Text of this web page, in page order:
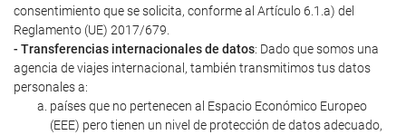
consentimiento que se solicita, conforme al Artículo 6.1.a) del
Reglamento (UE) 2017/679.
- Transferencias internacionales de datos: Dado que somos una
agencia de viajes internacional, también transmitimos tus datos
personales a:
países que no pertenecen al Espacio Económico Europeo
(EEE) pero tienen un nivel de protección de datos adecuado,